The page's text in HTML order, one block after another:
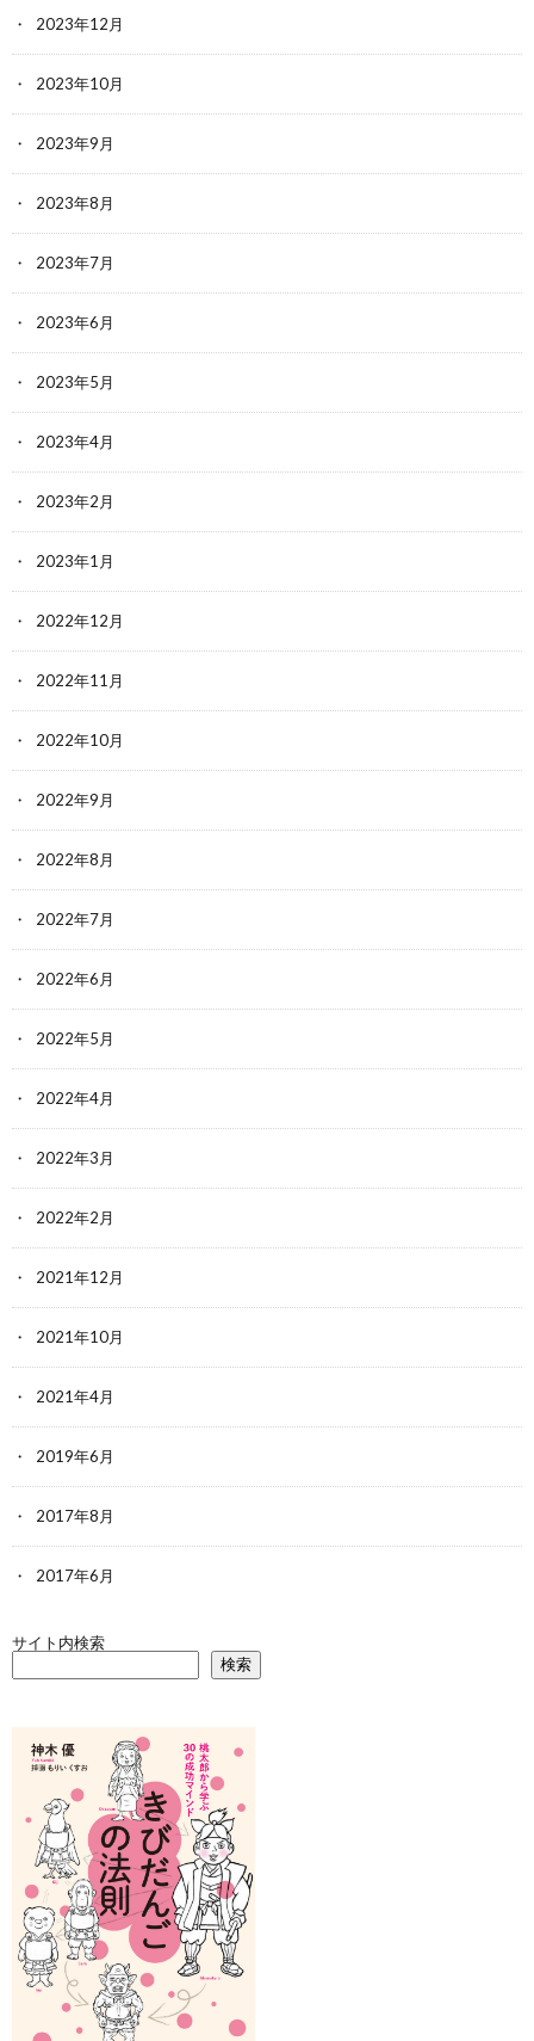
2023年12月
2023年10月
2023年9月
2023年8月
2023年7月
2023年6月
2023年5月
2023年4月
2023年2月
2023年1月
2022年12月
2022年11月
2022年10月
2022年9月
2022年8月
2022年7月
2022年6月
2022年5月
2022年4月
2022年3月
2022年2月
2021年12月
2021年10月
2021年4月
2019年6月
2017年8月
2017年6月
サイト内検索
検索